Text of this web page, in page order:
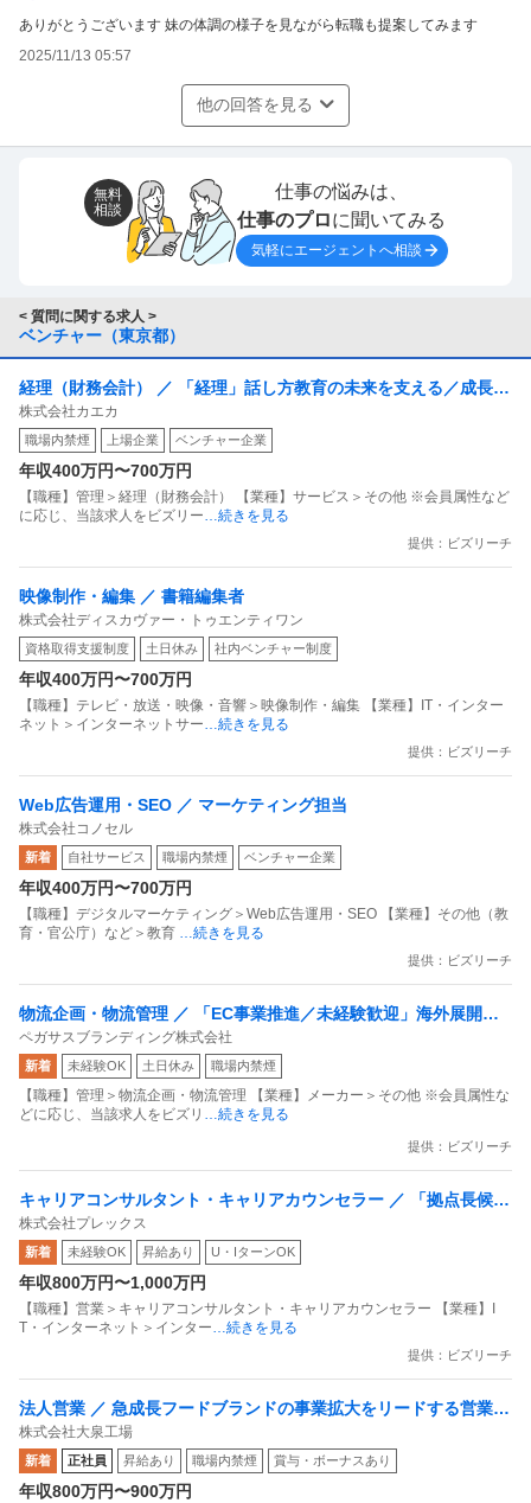
ありがとうございます 妹の体調の様子を見ながら転職も提案してみます
2025/11/13 05:57
他の回答を見る
無料
相談
仕事の悩みは、
仕事のプロに聞いてみる
気軽にエージェントへ相談
< 質問に関する求人 >
ベンチャー（東京都）
経理（財務会計） ／ 「経理」話し方教育の未来を支える／成長企
業の経理メンバー募集！
株式会社カエカ
職場内禁煙 上場企業 ベンチャー企業
年収400万円〜700万円
【職種】管理＞経理（財務会計） 【業種】サービス＞その他 ※会員属性など
に応じ、当該求人をビズリー…続きを見る
提供：ビズリーチ
映像制作・編集 ／ 書籍編集者
株式会社ディスカヴァー・トゥエンティワン
資格取得支援制度 土日休み 社内ベンチャー制度
年収400万円〜700万円
【職種】テレビ・放送・映像・音響＞映像制作・編集 【業種】IT・インター
ネット＞インターネットサー…続きを見る
提供：ビズリーチ
Web広告運用・SEO ／ マーケティング担当
株式会社コノセル
新着 自社サービス 職場内禁煙 ベンチャー企業
年収400万円〜700万円
【職種】デジタルマーケティング＞Web広告運用・SEO 【業種】その他（教
育・官公庁）など＞教育 …続きを見る
提供：ビズリーチ
物流企画・物流管理 ／ 「EC事業推進／未経験歓迎」海外展開中
のEC系ベンチャー企業／創業3年で年商10億超え
ペガサスブランディング株式会社
新着 未経験OK 土日休み 職場内禁煙
【職種】管理＞物流企画・物流管理 【業種】メーカー＞その他 ※会員属性な
どに応じ、当該求人をビズリ …続きを見る
提供：ビズリーチ
キャリアコンサルタント・キャリアカウンセラー ／ 「拠点長候
補」売上60億以上の急成長中ベンチャーにて新規拠点の責任者候
補募集
株式会社プレックス
新着 未経験OK 昇給あり U・IターンOK
年収800万円〜1,000万円
【職種】営業＞キャリアコンサルタント・キャリアカウンセラー 【業種】I
T・インターネット＞インター…続きを見る
提供：ビズリーチ
法人営業 ／ 急成長フードブランドの事業拡大をリードする営業リ
ーダー
株式会社大泉工場
新着 正社員 昇給あり 職場内禁煙 賞与・ボーナスあり
年収800万円〜900万円